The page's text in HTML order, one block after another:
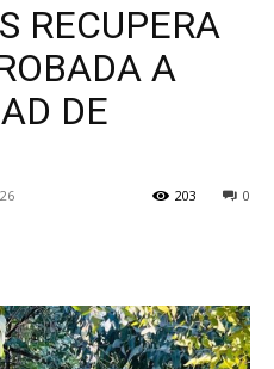
RECUPERA
A
DE
0
203